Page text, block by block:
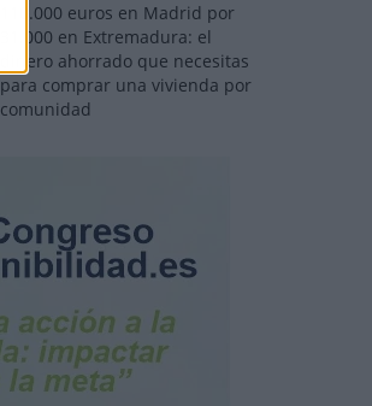
110.000 euros en Madrid por
31.000 en Extremadura: el
dinero ahorrado que necesitas
para comprar una vivienda por
comunidad